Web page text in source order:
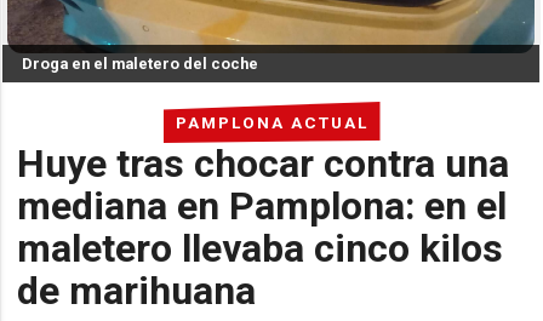
PAMPLONA ACTUAL
Huye tras chocar contra una
mediana en Pamplona: en el
maletero llevaba cinco kilos
de marihuana
Droga en el maletero del coche